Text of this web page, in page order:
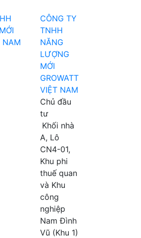
CÔNG TY
TNHH
NĂNG
LƯỢNG
MỚI
GROWATT
VIỆT NAM
Chủ đầu
tư
Khối nhà
A, Lô
CN4-01,
Khu phi
thuế quan
và Khu
công
nghiệp
Nam Đình
Vũ (Khu 1)